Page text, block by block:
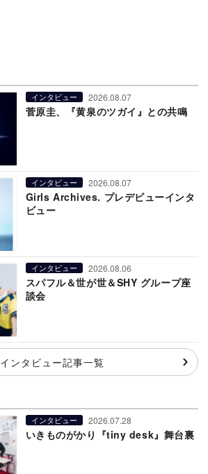
インタビュー 2026.08.07
菅原圭、『黄泉のツガイ』との共鳴
インタビュー 2026.08.07
Girls Archives. プレデビューインタ
ビュー
インタビュー 2026.08.06
スパフル＆世が世＆SHY グループ座
談会
インタビュー記事一覧
インタビュー 2026.07.28
いきものがかり『tiny desk』舞台裏